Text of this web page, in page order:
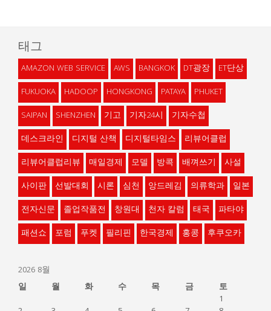
태그
AMAZON WEB SERVICE AWS BANGKOK DT광장
ET단상
FUKUOKA
HADOOP HONGKONG PATAYA
PHUKET
SAIPAN
SHENZHEN 기고 기자24시
기자수첩
데스크라인
디지털 산책 디지털타임스
리뷰어클럽
리뷰어클럽리뷰
매일경제 모델 방콕 배껴쓰기
사설
사이판
선발대회 시론 심천 앙드레김 의류학과
일본
전자신문
졸업작품전 창원대 천자 칼럼 태국
파타야
패션쇼
포럼 푸켓 필리핀 한국경제 홍콩 후쿠오카
2026 8월
일
월 화 수 목 금
토
1